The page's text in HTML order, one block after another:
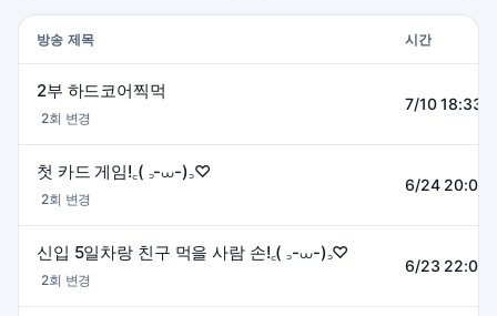
방송 제목 시간
2부 하드코어찍먹
2회 변경
7/10
첫 카드 게임!꜀( ꜆-⩊-)꜆♡
2회 변경
6/24
신입 5일차랑 친구 먹을 사람 손!꜀( ꜆-⩊-)꜆♡
2회 변경
6/23